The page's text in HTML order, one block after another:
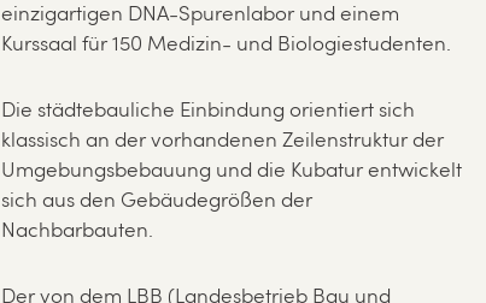
einzigartigen DNA-Spurenlabor und einem
Kurssaal für 150 Medizin- und Biologiestudenten.
Die städtebauliche Einbindung orientiert sich
klassisch an der vorhandenen Zeilenstruktur der
Umgebungsbebauung und die Kubatur entwickelt
sich aus den Gebäudegrößen der
Nachbarbauten.
Der von dem LBB (Landesbetrieb Bau und